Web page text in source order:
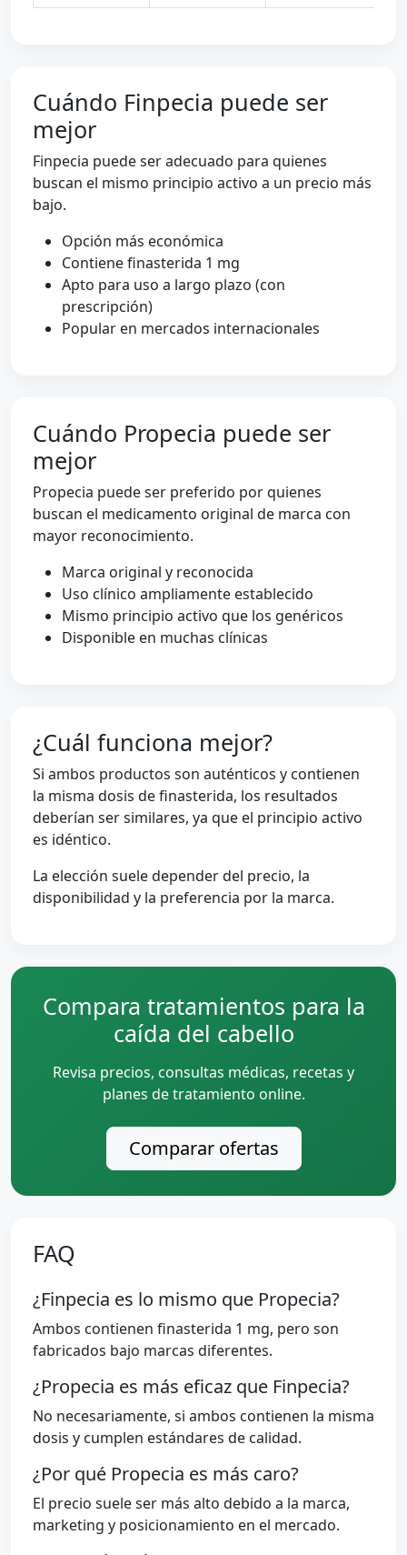
Cuándo Finpecia puede ser
mejor
Finpecia puede ser adecuado para quienes
buscan el mismo principio activo a un precio más
bajo.
Opción más económica
Contiene finasterida 1 mg
Apto para uso a largo plazo (con
prescripción)
Popular en mercados internacionales
Cuándo Propecia puede ser
mejor
Propecia puede ser preferido por quienes
buscan el medicamento original de marca con
mayor reconocimiento.
Marca original y reconocida
Uso clínico ampliamente establecido
Mismo principio activo que los genéricos
Disponible en muchas clínicas
¿Cuál funciona mejor?
Si ambos productos son auténticos y contienen
la misma dosis de finasterida, los resultados
deberían ser similares, ya que el principio activo
es idéntico.
La elección suele depender del precio, la
disponibilidad y la preferencia por la marca.
Compara tratamientos para la
caída del cabello
Revisa precios, consultas médicas, recetas y
planes de tratamiento online.
Comparar ofertas
FAQ
¿Finpecia es lo mismo que Propecia?
Ambos contienen finasterida 1 mg, pero son
fabricados bajo marcas diferentes.
¿Propecia es más eficaz que Finpecia?
No necesariamente, si ambos contienen la misma
dosis y cumplen estándares de calidad.
¿Por qué Propecia es más caro?
El precio suele ser más alto debido a la marca,
marketing y posicionamiento en el mercado.